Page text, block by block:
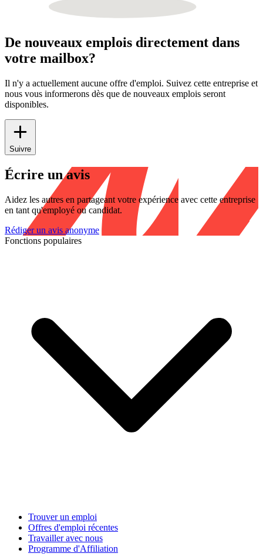
De nouveaux emplois directement dans
votre mailbox?
Il n'y a actuellement aucune offre d'emploi. Suivez cette entreprise et
nous vous informerons dès que de nouveaux emplois seront
disponibles.
Suivre
Écrire un avis
Aidez les autres en partageant votre expérience avec cette entreprise
en tant qu'employé ou candidat.
Rédiger un avis anonyme
Fonctions populaires
Trouver un emploi
Offres d'emploi récentes
Travailler avec nous
Programme d'Affiliation